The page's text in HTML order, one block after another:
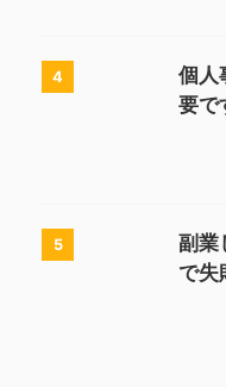
4
個人
要で
5
副業
で失